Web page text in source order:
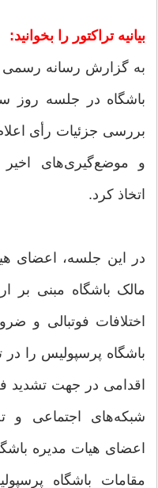
بیانیه تراکتور را بخوانید:
به گزارش رسانه رسمی
بررسی جزئیات رأی
و موضع‌گیری‌های اخیر
اتخاذ کرد.
در این جلسه، اعضای
مالک باشگاه مبنی بر
اختلافات فوتبالی و
باشگاه پرسپولیس را در
اقدامی در جهت تشدید
شبکه‌های اجتماعی و
اعضای هیات مدیره
مقامات باشگاه